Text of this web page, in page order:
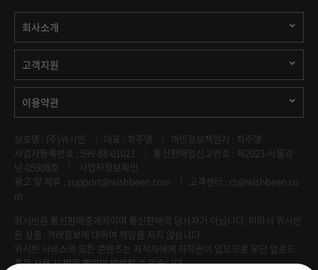
회사소개
고객지원
이용약관
상호명 : (주)위시빈 대표 : 최주영
개인정보책임자 : 최주영
사업자등록번호 : 599-88-01021
통신판매업신고번호 : 제2023-서울강
남-05908호
사업자정보확인
광고 및 제휴 : support@wishbeen.com
고객센터 : cs@wishbeen.co
m
위시빈은 통신판매중개자이며 통신판매의 당사자가 아닙니다. 따라서 위시빈
은 상품·거래정보에 대하여 책임을 지지 않습니다.
위시빈 서비스의 모든 콘텐츠는 저작자에게 저작권이 있으므로 무단 업로드
혹은 사용 시 법적 책임이 발생할 수 있습니다.